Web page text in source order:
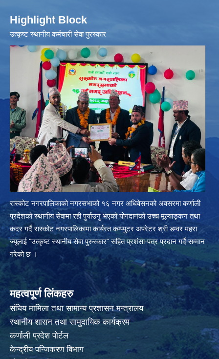
Highlight Block
उत्‍कृष्ट स्थानीय कर्मचारी सेवा पुरस्कार
रास्कोट नगरपालिकाको नगरसभाको १६ नगर अधिवेसनको अवसरमा कर्णाली
प्रदेशको स्थानीय सेवामा रही पुर्याउनु भएको योगदानको उच्च मूल्याङ्कन तथा
कदर गर्दै रास्कोट नगरपालिकामा कार्यरत कम्प्युटर अपरेटर श्री डम्वर महरा
ज्यूलाई "उत्कृष्ट स्थानीय सेवा पुरुस्कार" सहित प्रशंसा-पत्र प्रदान गर्दै सम्मान
गरेको छ ।
महत्वपूर्ण लिंकहरु
संघिय मामिला तथा सामान्य प्रशासन मन्त्रालय
स्थानीय शासन तथा सामुदायिक कार्यक्रम
कर्णाली प्रदेश पोर्टल
केन्द्रीय पन्जिकरण बिभाग